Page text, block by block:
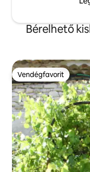
Bérelhető
Vendégfavorit
Vendégfavorit